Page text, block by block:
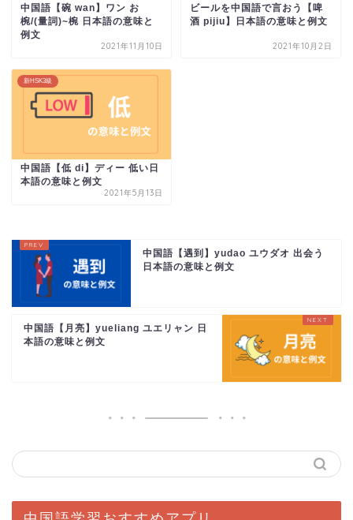
中国語【碗 wan】ワン お
椀/(量詞)~椀 日本語の意味と
例文
2021年11月10日
ビールを中国語で言おう【啤
酒 pijiu】日本語の意味と例文
2021年10月2日
新HSK3級
中国語【低 di】ディー 低い日
本語の意味と例文
2021年5月13日
中国語【遇到】yudao ユウダオ 出会う
日本語の意味と例文
中国語【月亮】yueliang ユエリャン 日
本語の意味と例文